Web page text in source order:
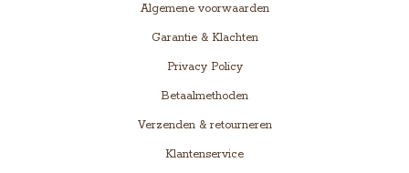
Algemene voorwaarden
Garantie & Klachten
Privacy Policy
Betaalmethoden
Verzenden & retourneren
Klantenservice